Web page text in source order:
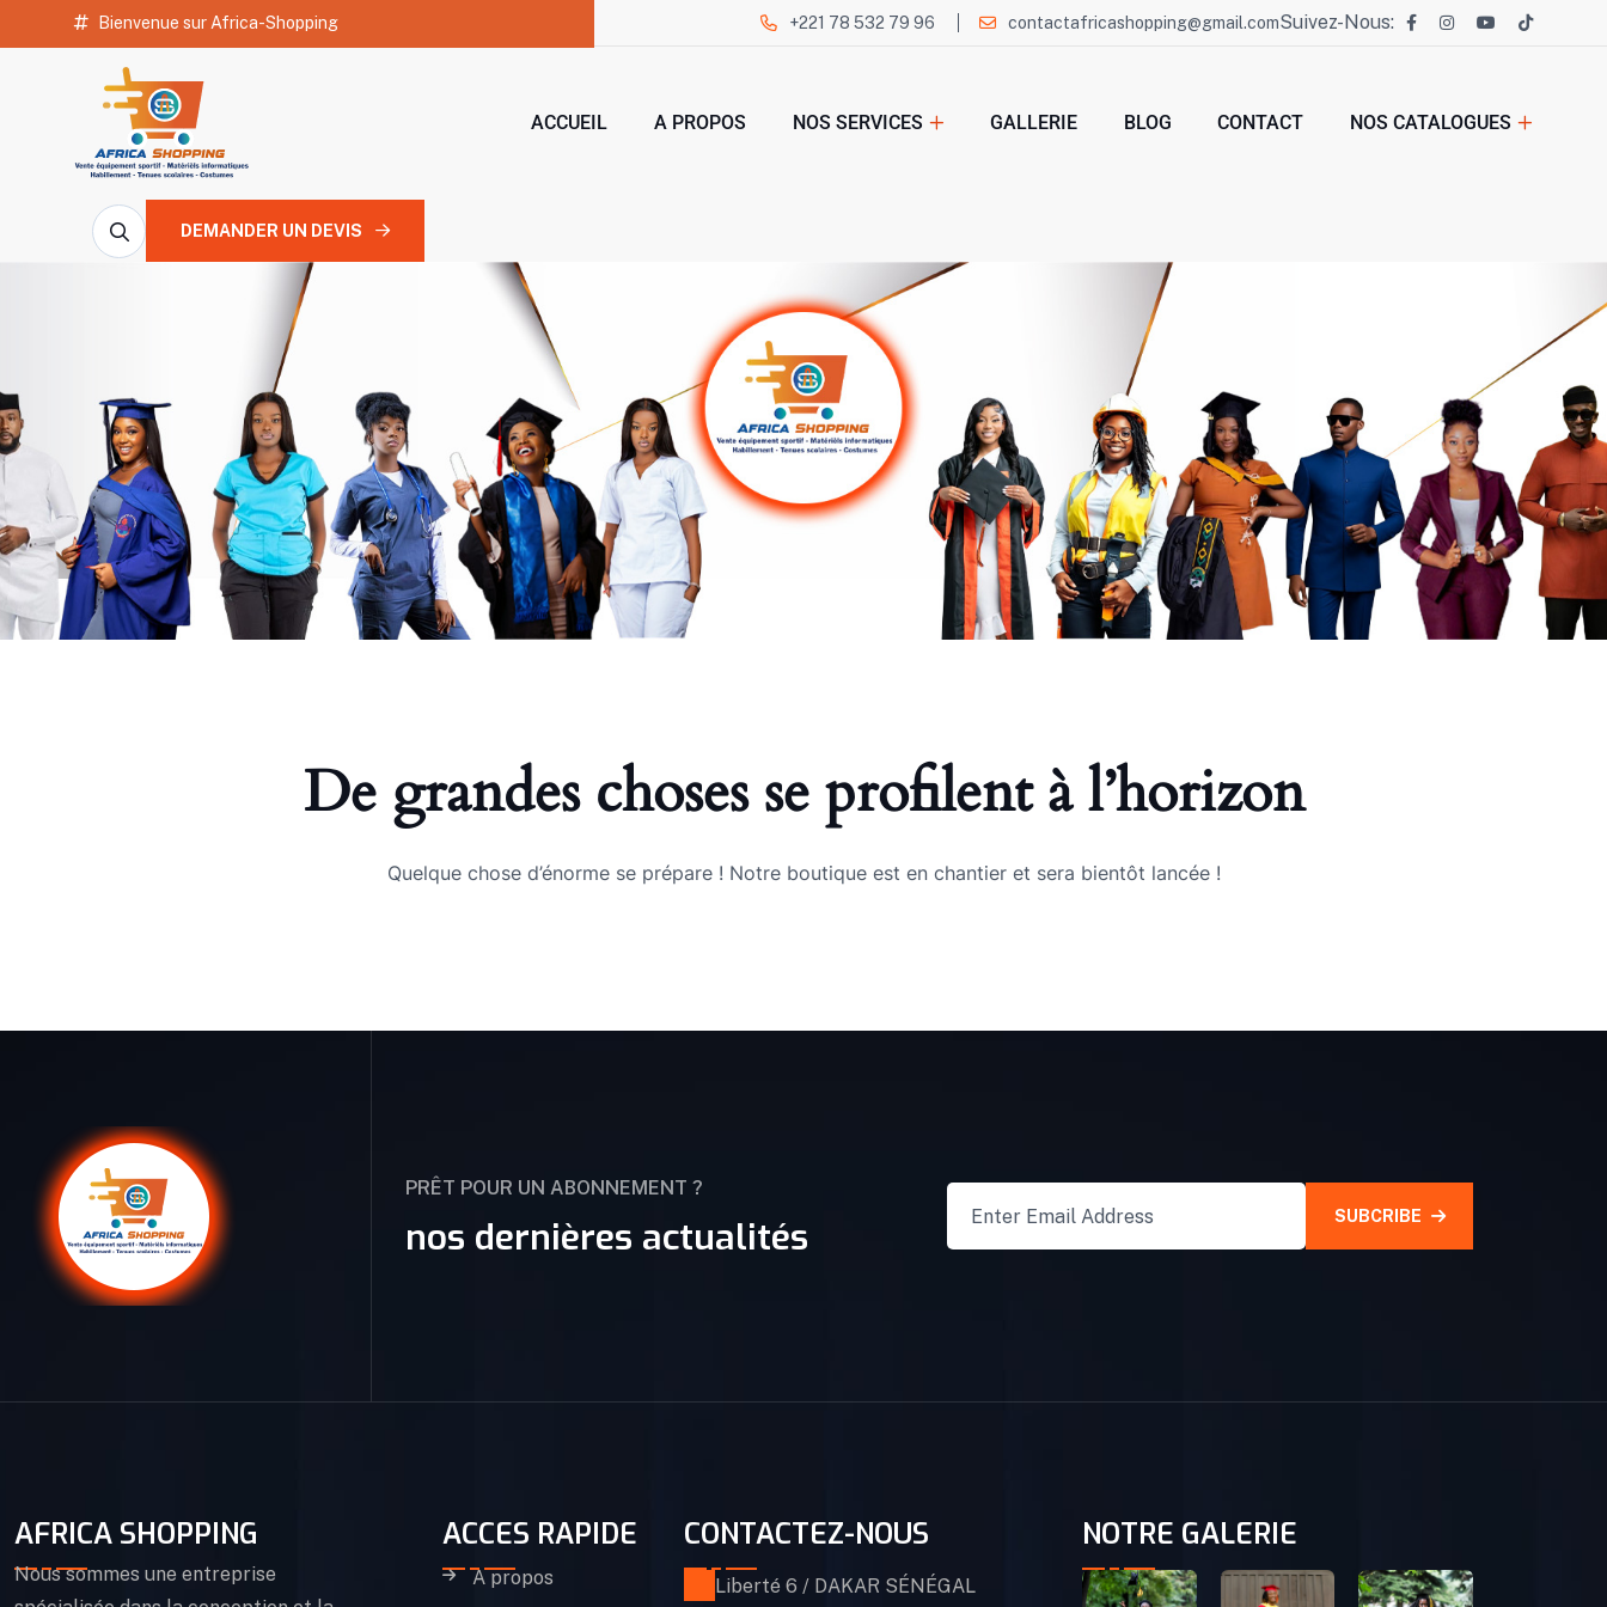
Bienvenue sur Africa-Shopping +221 78 532 79 96 contactafricashopping@gmail.comSuivez-Nous:
ACCUEIL A PROPOS NOS SERVICES GALLERIE BLOG CONTACT NOS CATALOGUES
DEMANDER UN DEVIS
De grandes choses se profilent à l’horizon
Quelque chose d’énorme se prépare ! Notre boutique est en chantier et sera bientôt lancée !
PRÊT POUR UN ABONNEMENT ?
nos dernières actualités SUBCRIBE
AFRICA SHOPPING
Nous sommes une entreprise
ACCES RAPIDE
A propos
CONTACTEZ-NOUS
Liberté 6 / DAKAR SÉNÉGAL
NOTRE GALERIE